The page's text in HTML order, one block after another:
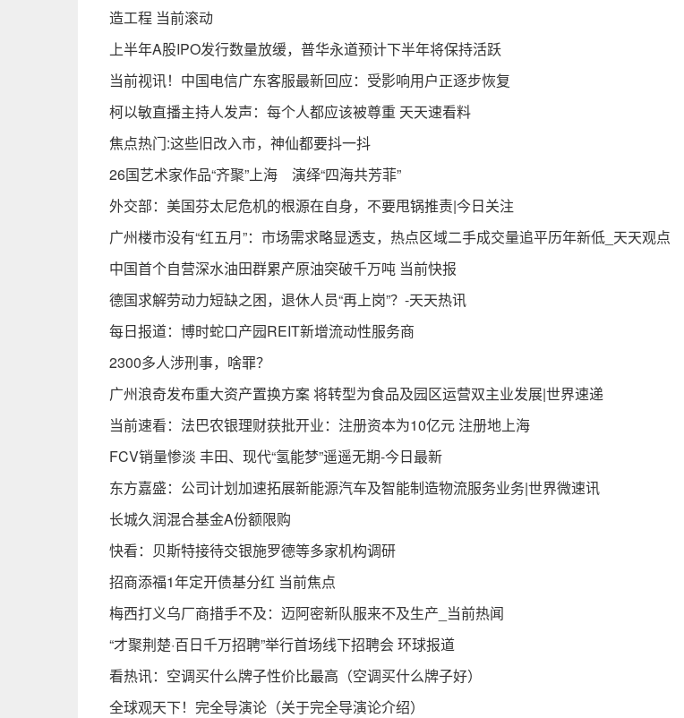
造工程 当前滚动
上半年A股IPO发行数量放缓，普华永道预计下半年将保持活跃
当前视讯！中国电信广东客服最新回应：受影响用户正逐步恢复
柯以敏直播主持人发声：每个人都应该被尊重 天天速看料
焦点热门:这些旧改入市，神仙都要抖一抖
26国艺术家作品“齐聚”上海 演绎“四海共芳菲”
外交部：美国芬太尼危机的根源在自身，不要甩锅推责|今日关注
广州楼市没有“红五月”：市场需求略显透支，热点区域二手成交量追平历年新低_天天观点
中国首个自营深水油田群累产原油突破千万吨 当前快报
德国求解劳动力短缺之困，退休人员“再上岗”？-天天热讯
每日报道：博时蛇口产园REIT新增流动性服务商
2300多人涉刑事，啥罪？
广州浪奇发布重大资产置换方案 将转型为食品及园区运营双主业发展|世界速递
当前速看：法巴农银理财获批开业：注册资本为10亿元 注册地上海
FCV销量惨淡 丰田、现代“氢能梦”遥遥无期-今日最新
东方嘉盛：公司计划加速拓展新能源汽车及智能制造物流服务业务|世界微速讯
长城久润混合基金A份额限购
快看：贝斯特接待交银施罗德等多家机构调研
招商添福1年定开债基分红 当前焦点
梅西打义乌厂商措手不及：迈阿密新队服来不及生产_当前热闻
“才聚荆楚·百日千万招聘”举行首场线下招聘会 环球报道
看热讯：空调买什么牌子性价比最高（空调买什么牌子好）
全球观天下！完全导演论（关于完全导演论介绍）